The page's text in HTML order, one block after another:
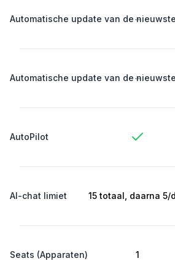
Automatische update van de-
Automatische update van de-
AutoPilot
AI-chat limiet 15 totaal, daarna 5/
Seats (Apparaten) 1